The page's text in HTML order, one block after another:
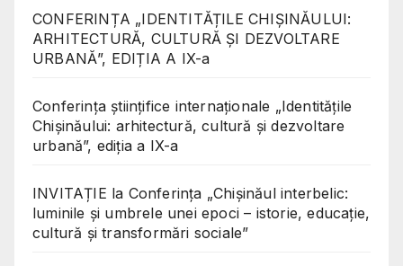
CONFERINȚA „IDENTITĂȚILE CHIȘINĂULUI:
ARHITECTURĂ, CULTURĂ ȘI DEZVOLTARE
URBANĂ”, EDIȚIA A IX-a
Conferinţa științifice internaționale „Identitățile
Chișinăului: arhitectură, cultură și dezvoltare
urbană”, ediția a IX-a
INVITAȚIE la Conferința „Chișinăul interbelic:
luminile și umbrele unei epoci – istorie, educație,
cultură și transformări sociale”